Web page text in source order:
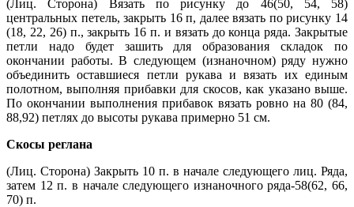
(Лиц. Сторона) Вязать по рисунку до 46(50, 54, 58)
центральных петель, закрыть 16 п, далее вязать по рисунку 14
(18, 22, 26) п., закрыть 16 п. и вязать до конца ряда. Закрытые
петли надо будет зашить для образования складок по
окончании работы. В следующем (изнаночном) ряду нужно
объединить оставшиеся петли рукава и вязать их единым
полотном, выполняя прибавки для скосов, как указано выше.
По окончании выполнения прибавок вязать ровно на 80 (84,
88,92) петлях до высоты рукава примерно 51 см.
Скосы реглана
(Лиц. Сторона) Закрыть 10 п. в начале следующего лиц. Ряда,
затем 12 п. в начале следующего изнаночного ряда-58(62, 66,
70) п.